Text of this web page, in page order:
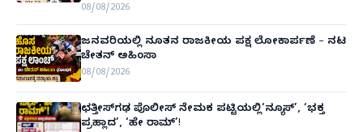
08/08/2026
ಜನವರಿಯಲ್ಲಿ ನೂತನ ರಾಜಕೀಯ ಪಕ್ಷ ಲೋಕಾರ್ಪಣೆ – ನಟ
ಚೇತನ್ ಅಹಿಂಸಾ
08/08/2026
ಛತ್ತೀಸ್‌ಗಢ ಪೊಲೀಸ್ ನೇಮಕ ಪಟ್ಟಿಯಲ್ಲಿ‘ನ್ಯೂಸ್’, ‘ಭಕ್ತ
ಪ್ರಹ್ಲಾದ’, ‘ಹೇ ರಾಮ್’!